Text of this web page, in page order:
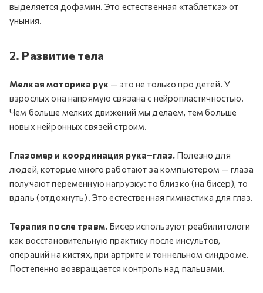
выделяется дофамин. Это естественная «таблетка» от
уныния.
2. Развитие тела
Мелкая моторика рук — это не только про детей. У
взрослых она напрямую связана с нейропластичностью.
Чем больше мелких движений мы делаем, тем больше
новых нейронных связей строим.
Глазомер и координация рука–глаз.Полезно для
людей, которые много работают за компьютером — глаза
получают переменную нагрузку: то близко (на бисер), то
вдаль (отдохнуть). Это естественная гимнастика для глаз.
Терапия после травм. Бисер используют реабилитологи
как восстановительную практику после инсультов,
операций на кистях, при артрите и тоннельном синдроме.
Постепенно возвращается контроль над пальцами.